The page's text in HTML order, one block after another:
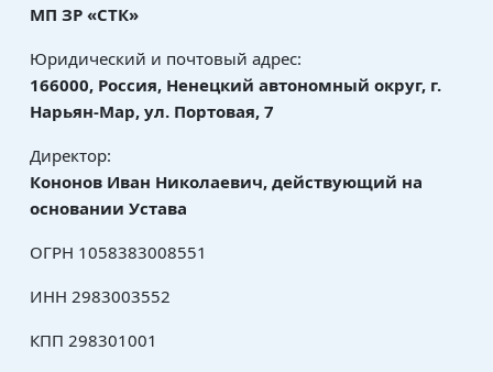
МП ЗР «СТК»
Юридический и почтовый адрес:
166000, Россия, Ненецкий автономный округ, г.
Нарьян-Мар, ул. Портовая, 7
Директор:
Кононов Иван Николаевич, действующий на
основании Устава
ОГРН 1058383008551
ИНН 2983003552
КПП 298301001